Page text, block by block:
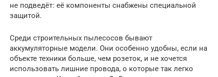
не подведёт: её компоненты снабжены специальной
защитой.
Среди строительных пылесосов бывают
аккумуляторные модели. Они особенно удобны, если на
объекте техники больше, чем розеток, и не хочется
использовать лишние провода, о которые так легко